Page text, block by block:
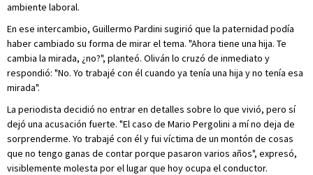
ambiente laboral.
En ese intercambio, Guillermo Pardini sugirió que la paternidad podía
haber cambiado su forma de mirar el tema. "Ahora tiene una hija. Te
cambia la mirada, ¿no?", planteó. Oliván lo cruzó de inmediato y
respondió: "No. Yo trabajé con él cuando ya tenía una hija y no tenía esa
mirada".
La periodista decidió no entrar en detalles sobre lo que vivió, pero sí
dejó una acusación fuerte. "El caso de Mario Pergolini a mí no deja de
sorprenderme. Yo trabajé con él y fui víctima de un montón de cosas
que no tengo ganas de contar porque pasaron varios años", expresó,
visiblemente molesta por el lugar que hoy ocupa el conductor.